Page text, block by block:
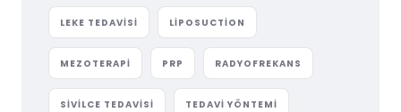
LEKE TEDAVISI LIPOSUCTION
MEZOTERAPI PRP RADYOFREKANS
SIVILCE TEDAVISI TEDAVI YÖNTEMI